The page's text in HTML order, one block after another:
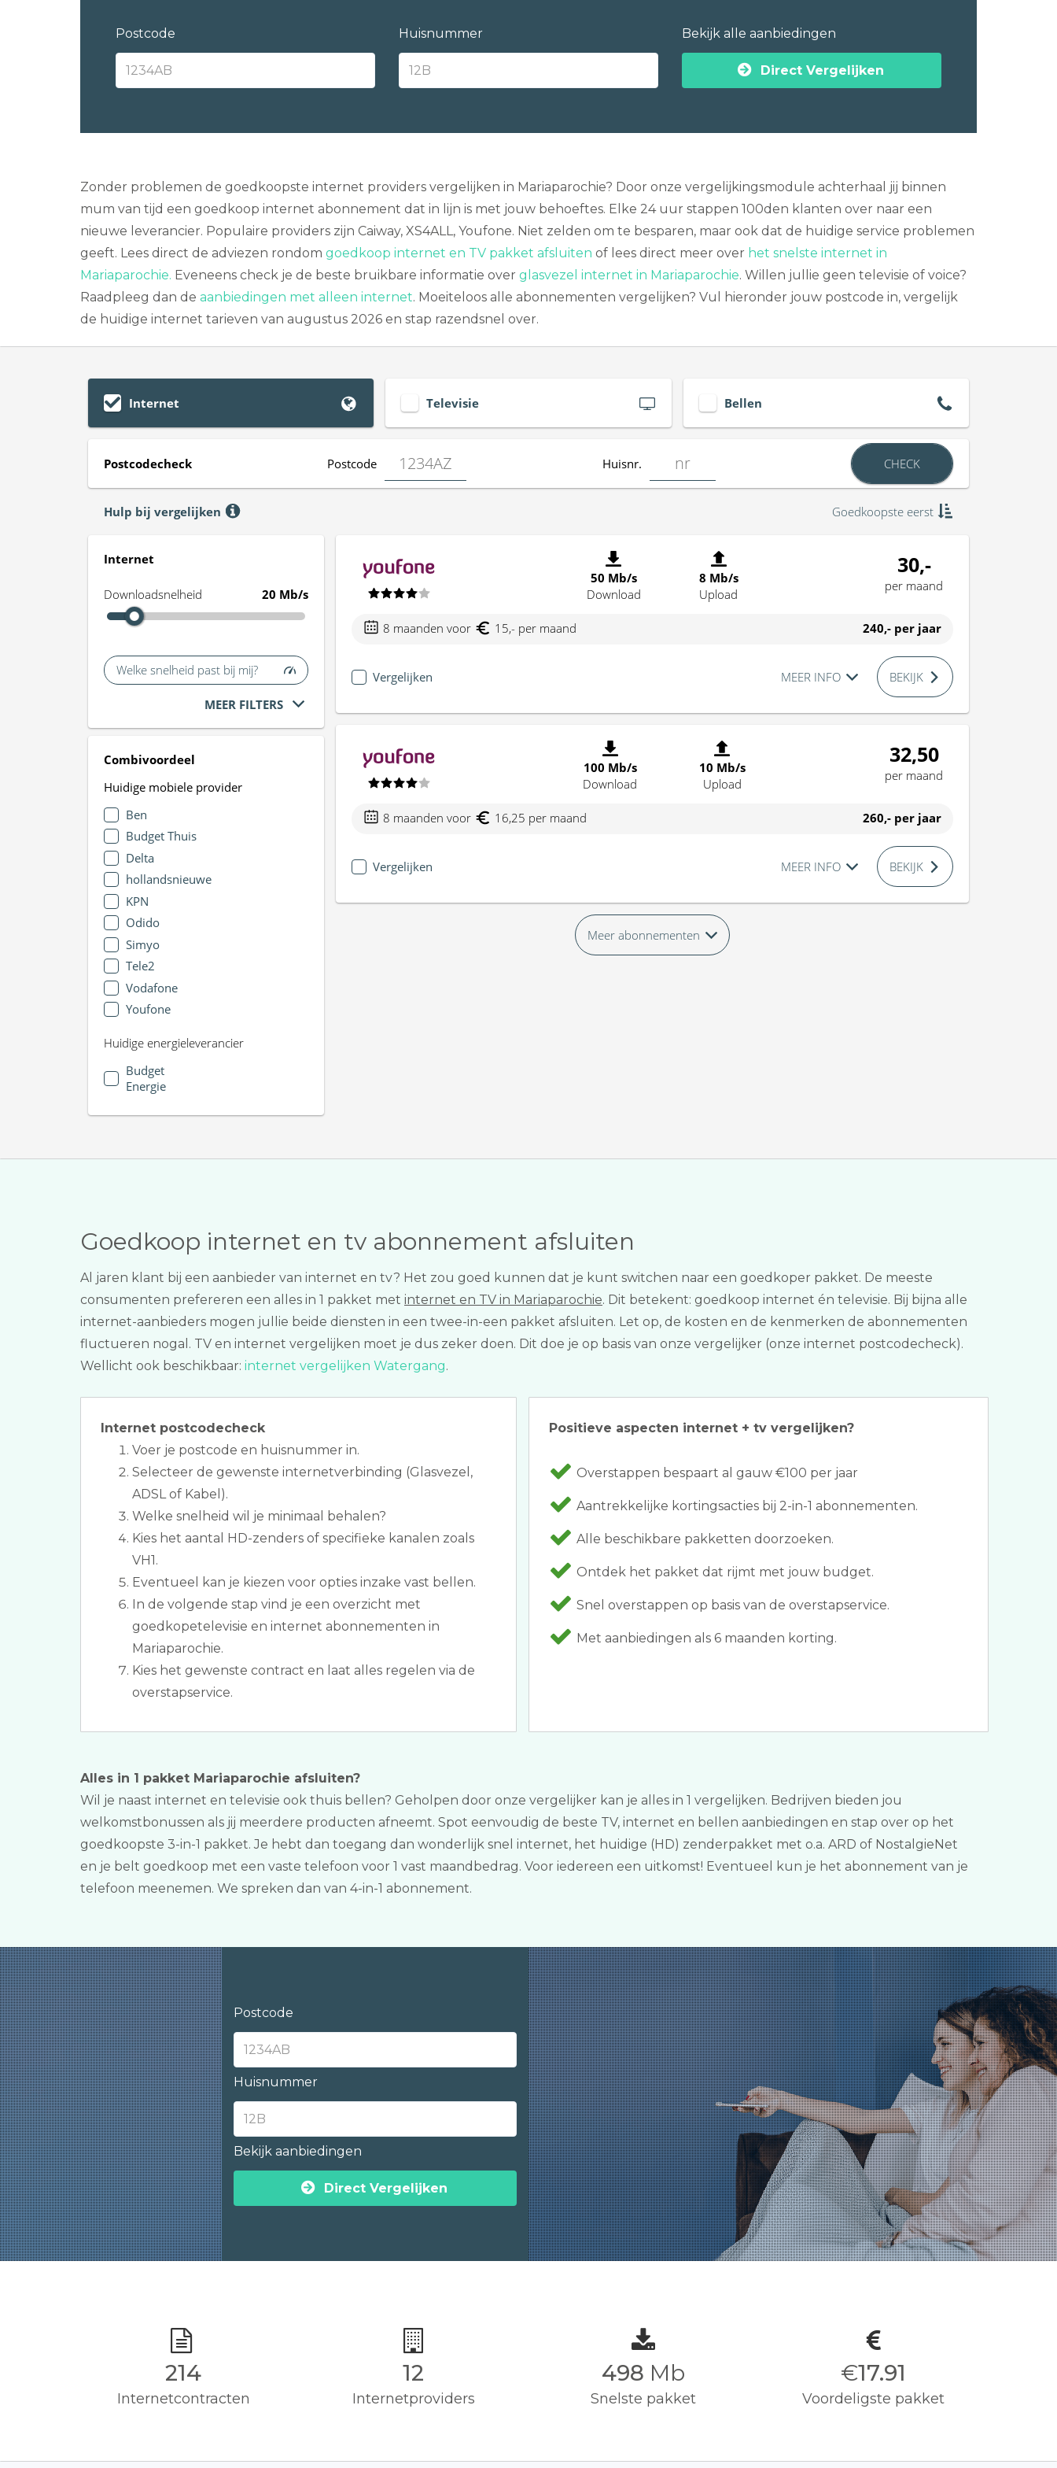
Postcode Huisnummer Bekijk alle aanbiedingen
Direct Vergelijken
Zonder problemen de goedkoopste internet providers vergelijken in Mariaparochie? Door onze vergelijkingsmodule achterhaal jij binnen
mum van tijd een goedkoop internet abonnement dat in lijn is met jouw behoeftes. Elke 24 uur stappen 100den klanten over naar een
nieuwe leverancier. Populaire providers zijn Caiway, XS4ALL, Youfone. Niet zelden om te besparen, maar ook dat de huidige service problemen
geeft. Lees direct de adviezen rondom goedkoop internet en TV pakket afsluiten of lees direct meer over het snelste internet in
Mariaparochie. Eveneens check je de beste bruikbare informatie over glasvezel internet in Mariaparochie. Willen jullie geen televisie of voice?
Raadpleeg dan de aanbiedingen met alleen internet. Moeiteloos alle abonnementen vergelijken? Vul hieronder jouw postcode in, vergelijk
de huidige internet tarieven van augustus 2026 en stap razendsnel over.
Internet Televisie Bellen
Postcodecheck Postcode Huisnr. CHECK
Hulp bij vergelijken Goedkoopste eerst
Internet
Downloadsnelheid 20 Mb/s
Welke snelheid past bij mij?
MEER FILTERS
Combivoordeel
Huidige mobiele provider
Ben
Budget Thuis
Delta
hollandsnieuwe
KPN
Odido
Simyo
Tele2
Vodafone
Youfone
Huidige energieleverancier
Budget
Energie
50 Mb/s
Download
8 Mb/s
Upload
30,-
per maand
8 maanden voor 15,- per maand 240,- per jaar
Vergelijken MEER INFO BEKIJK
100 Mb/s
Download
10 Mb/s
Upload
32,50
per maand
8 maanden voor 16,25 per maand 260,- per jaar
Vergelijken MEER INFO BEKIJK
Meer abonnementen
Goedkoop internet en tv abonnement afsluiten
Al jaren klant bij een aanbieder van internet en tv? Het zou goed kunnen dat je kunt switchen naar een goedkoper pakket. De meeste
consumenten prefereren een alles in 1 pakket met internet en TV in Mariaparochie. Dit betekent: goedkoop internet én televisie. Bij bijna alle
internet-aanbieders mogen jullie beide diensten in een twee-in-een pakket afsluiten. Let op, de kosten en de kenmerken de abonnementen
fluctueren nogal. TV en internet vergelijken moet je dus zeker doen. Dit doe je op basis van onze vergelijker (onze internet postcodecheck).
Wellicht ook beschikbaar: internet vergelijken Watergang.
Internet postcodecheck
Voer je postcode en huisnummer in.
Selecteer de gewenste internetverbinding (Glasvezel,
ADSL of Kabel).
Welke snelheid wil je minimaal behalen?
Kies het aantal HD-zenders of specifieke kanalen zoals
VH1.
Eventueel kan je kiezen voor opties inzake vast bellen.
In de volgende stap vind je een overzicht met
goedkopetelevisie en internet abonnementen in
Mariaparochie.
Kies het gewenste contract en laat alles regelen via de
overstapservice.
Positieve aspecten internet + tv vergelijken?
Overstappen bespaart al gauw €100 per jaar
Aantrekkelijke kortingsacties bij 2-in-1 abonnementen.
Alle beschikbare pakketten doorzoeken.
Ontdek het pakket dat rijmt met jouw budget.
Snel overstappen op basis van de overstapservice.
Met aanbiedingen als 6 maanden korting.
Alles in 1 pakket Mariaparochie afsluiten?
Wil je naast internet en televisie ook thuis bellen? Geholpen door onze vergelijker kan je alles in 1 vergelijken. Bedrijven bieden jou
welkomstbonussen als jij meerdere producten afneemt. Spot eenvoudig de beste TV, internet en bellen aanbiedingen en stap over op het
goedkoopste 3-in-1 pakket. Je hebt dan toegang dan wonderlijk snel internet, het huidige (HD) zenderpakket met o.a. ARD of NostalgieNet
en je belt goedkoop met een vaste telefoon voor 1 vast maandbedrag. Voor iedereen een uitkomst! Eventueel kun je het abonnement van je
telefoon meenemen. We spreken dan van 4-in-1 abonnement.
Postcode
Huisnummer
Bekijk aanbiedingen
Direct Vergelijken
215
Internetcontracten
12
Internetproviders
500 Mb
Snelste pakket
€18.00
Voordeligste pakket